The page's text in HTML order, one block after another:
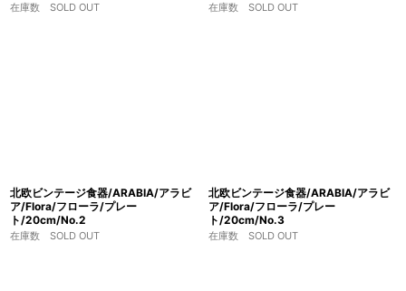
在庫数 SOLD OUT 在庫数 SOLD OUT
北欧ビンテージ食器/ARABIA/アラビ
ア/Flora/フローラ/プレー
ト/20cm/No.2
在庫数 SOLD OUT
北欧ビンテージ食器/ARABIA/アラビ
ア/Flora/フローラ/プレー
ト/20cm/No.3
在庫数 SOLD OUT